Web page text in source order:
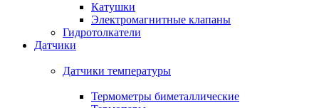
Катушки
Электромагнитные клапаны
Гидротолкатели
Датчики
Датчики температуры
Термометры биметаллические